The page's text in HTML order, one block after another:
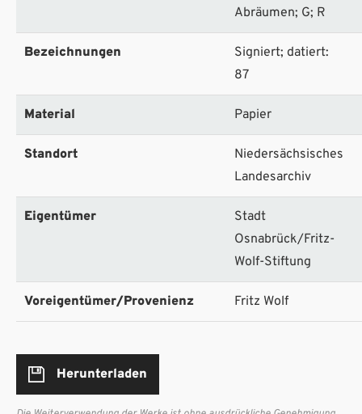
Abräumen; G; R
Bezeichnungen
Signiert; datiert:
87
Material Papier
Standort
Niedersächsisches
Landesarchiv
Eigentümer
Stadt
Osnabrück/Fritz-
Wolf-Stiftung
Voreigentümer/Provenienz Fritz Wolf
Herunterladen